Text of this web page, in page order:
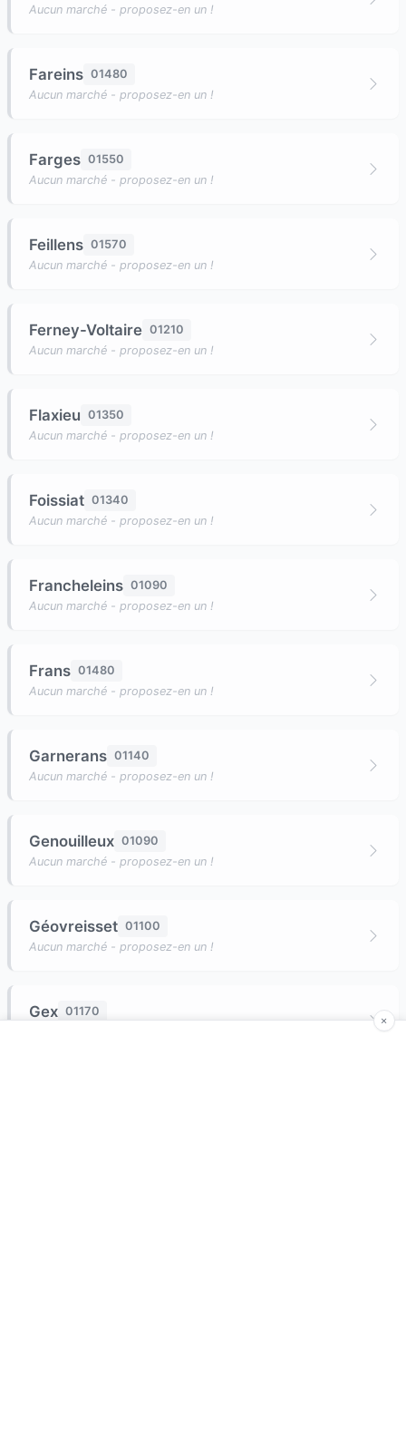
Aucun marché - proposez-en un !
Fareins 01480
Aucun marché - proposez-en un !
Farges 01550
Aucun marché - proposez-en un !
Feillens 01570
Aucun marché - proposez-en un !
Ferney-Voltaire 01210
Aucun marché - proposez-en un !
Flaxieu 01350
Aucun marché - proposez-en un !
Foissiat 01340
Aucun marché - proposez-en un !
Francheleins 01090
Aucun marché - proposez-en un !
Frans 01480
Aucun marché - proposez-en un !
Garnerans 01140
Aucun marché - proposez-en un !
Genouilleux 01090
Aucun marché - proposez-en un !
Géovreisset 01100
Aucun marché - proposez-en un !
Gex 01170